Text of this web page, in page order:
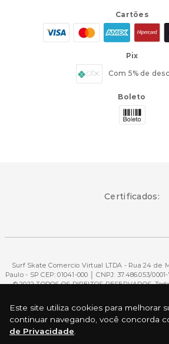
Este site utiliza cookies para melhorar
continuar navegando, você concorda
de Privacidade
Cartões
Pix
Com 5% de
Boleto
Certificados:
Surf Skate Comercio Virtual LTDA - Rua 24 de
Paulo - SP CEP: 01041-000 │ CNPJ: 37.486.053/
© 2022 TODOS OS DIREITOS RESERVADOS.
citando a fonte.